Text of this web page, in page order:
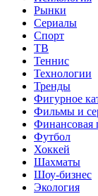
Рынки
Сериалы
Спорт
ТВ
Теннис
Технологии
Тренды
Фигурное
Фильмы и
Финансовая
Футбол
Хоккей
Шахматы
Шоу-бизнес
Экология